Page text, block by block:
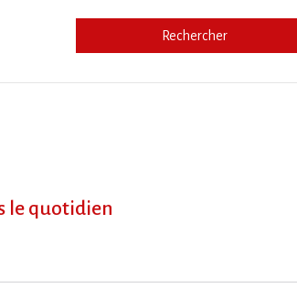
Rechercher
le quotidien